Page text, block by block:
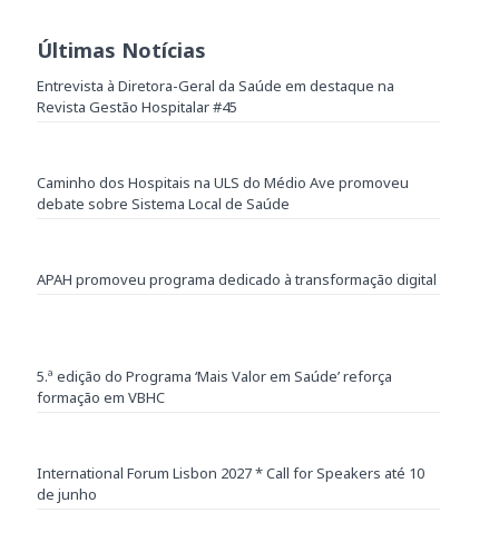
Últimas Notícias
Entrevista à Diretora-Geral da Saúde em destaque na
Revista Gestão Hospitalar #45
Caminho dos Hospitais na ULS do Médio Ave promoveu
debate sobre Sistema Local de Saúde
APAH promoveu programa dedicado à transformação digital
5.ª edição do Programa ‘Mais Valor em Saúde’ reforça
formação em VBHC
International Forum Lisbon 2027 * Call for Speakers até 10
de junho